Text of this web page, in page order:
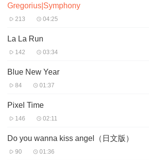
Gregorius|Symphony
213 04:25
La La Run
142 03:34
Blue New Year
84 01:37
Pixel Time
146 02:11
Do you wanna kiss angel（日文版）
90 01:36